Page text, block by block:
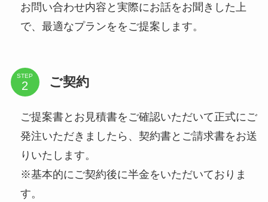
お問い合わせ内容と実際にお話をお聞きした上
で、最適なプランををご提案します。
STEP ご契約
ご提案書とお見積書をご確認いただいて正式にご
発注いただきましたら、契約書とご請求書をお送
りいたします。
※基本的にご契約後に半金をいただいておりま
す。